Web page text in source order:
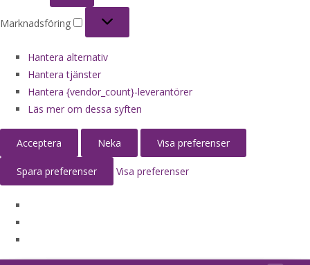
Marknadsföring
Hantera alternativ
Hantera tjänster
Hantera {vendor_count}-leverantörer
Läs mer om dessa syften
Acceptera Neka Visa preferenser
Spara preferenser Visa preferenser